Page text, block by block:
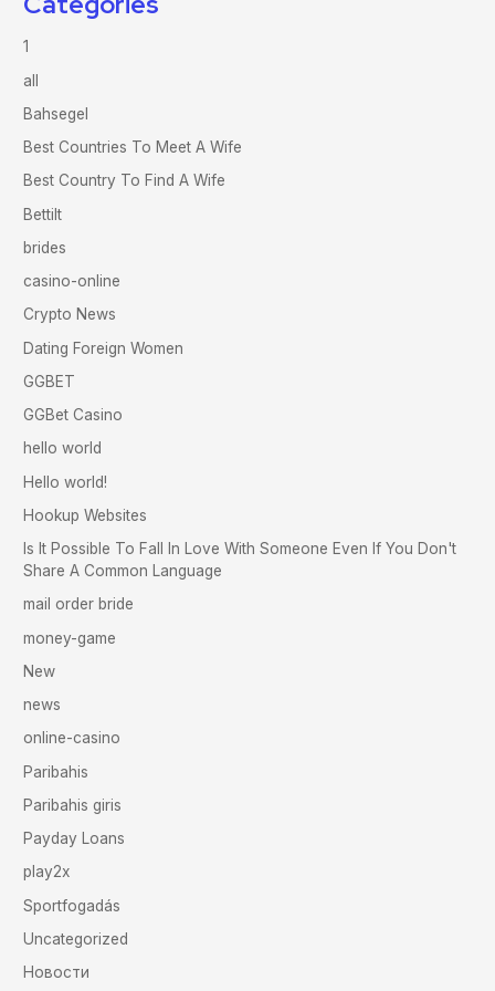
1
all
Bahsegel
Best Countries To Meet A Wife
Best Country To Find A Wife
Bettilt
brides
casino-online
Crypto News
Dating Foreign Women
GGBET
GGBet Casino
hello world
Hello world!
Hookup Websites
Is It Possible To Fall In Love With Someone Even If You Don't
Share A Common Language
mail order bride
money-game
New
news
online-casino
Paribahis
Paribahis giris
Payday Loans
play2x
Sportfogadás
Uncategorized
Новости